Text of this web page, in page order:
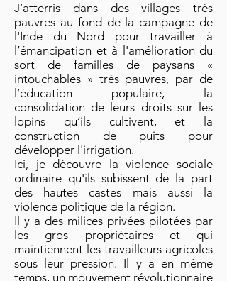
J’atterris dans des villages très
pauvres au fond de la campagne de
l'Inde du Nord pour travailler à
l’émancipation et à l'amélioration du
sort de familles de paysans «
intouchables » très pauvres, par de
l’éducation populaire, la
consolidation de leurs droits sur les
lopins qu’ils cultivent, et la
construction de puits pour
développer l'irrigation.
Ici, je découvre la violence sociale
ordinaire qu'ils subissent de la part
des hautes castes mais aussi la
violence politique de la région.
Il y a des milices privées pilotées par
les gros propriétaires et qui
maintiennent les travailleurs agricoles
sous leur pression. Il y a en même
temps, un mouvement révolutionnaire